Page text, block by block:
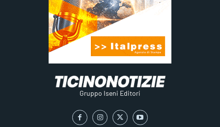
Gruppo Iseni Editori